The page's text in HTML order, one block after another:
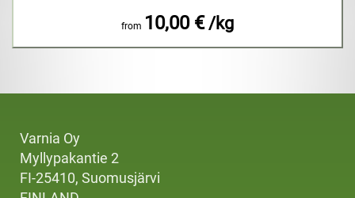
from 10,00 € /kg
Varnia Oy
Myllypakantie 2
FI-25410, Suomusjärvi